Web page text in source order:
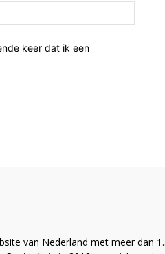
keer dat ik een
van Nederland met meer dan